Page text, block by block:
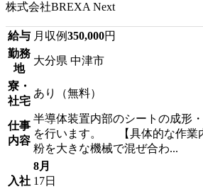
株式会社BREXA Next
給与 月収例350,000円
勤務
地
大分県 中津市
寮・
社宅
あり（無料）
仕事
内容
半導体装置内部のシートの成形
を行います。 【具体的な作業
粉を大きな機械で混ぜ合わ...
入社
8月
17日